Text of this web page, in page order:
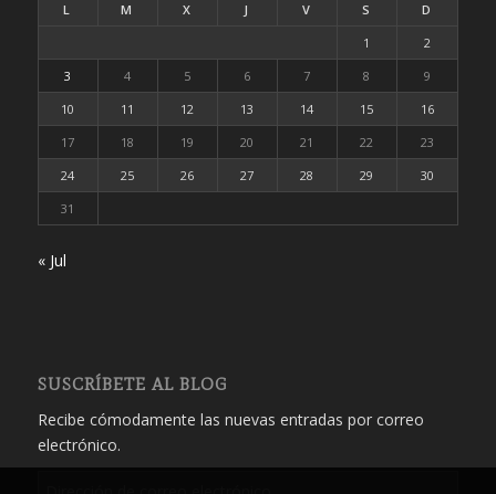
L M X J V S
D
1
2
3
4 5 6 7 8
9
10
11 12 13 14 15
16
17
18 19 20 21 22
23
24
25 26 27 28 29
30
31
« Jul
SUSCRÍBETE AL BLOG
Recibe cómodamente las nuevas entradas por correo
electrónico.